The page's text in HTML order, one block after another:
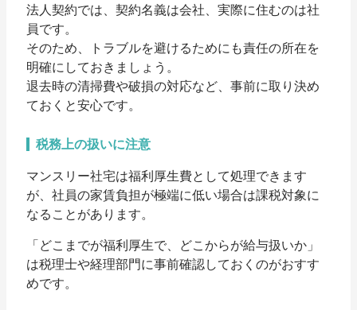
法人契約では、契約名義は会社、実際に住むのは社
員です。
そのため、トラブルを避けるためにも責任の所在を
明確に しておきましょう。
退去時の清掃費や破損の対応など、事前に取り決め
ておくと安心です。
税務上の扱いに注意
マンスリー社宅は福利厚生費として処理できます
が、社員の家賃負担が極端に低い場合は課税対象に
なることがあります。
「どこまでが福利厚生で、どこからが給与扱いか」
は税理士や経理部門に事前確認しておくのがおすす
めです。